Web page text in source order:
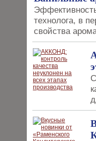
технолога, в
свойства